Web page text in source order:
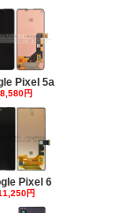
Pixel 5a
8,580円
Pixel 6
円